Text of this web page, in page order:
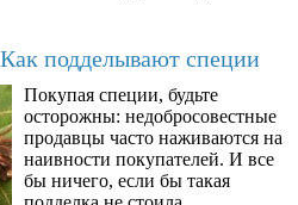
подделывают специи
Покупая специи, будьте
осторожны: недобросовестные
продавцы часто наживаются на
наивности покупателей. И все
бы ничего, если бы такая